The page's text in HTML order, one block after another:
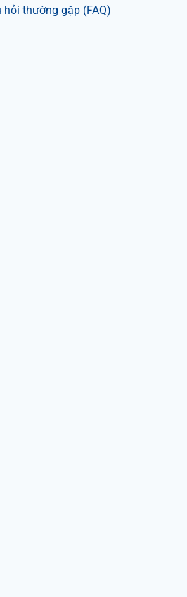
hỏi thường gặp (FAQ)